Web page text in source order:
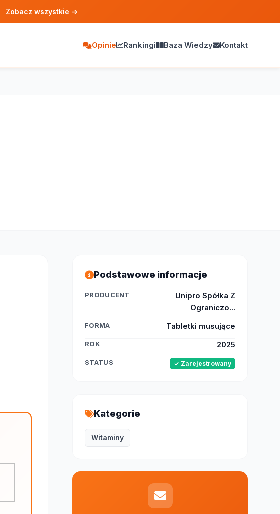
Zobacz wszystkie →
Opinie Rankingi Baza Wiedzy Kontakt
Podstawowe informacje
PRODUCENT
Unipro Spółka Z
Ograniczo...
FORMA Tabletki musujące
ROK 2025
STATUS ✓ Zarejestrowany
Kategorie
Witaminy